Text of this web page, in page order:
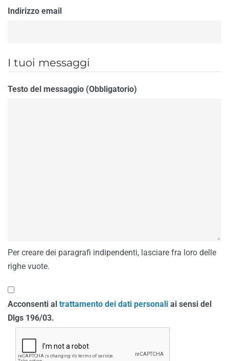
Indirizzo email
I tuoi messaggi
Testo del messaggio (Obbligatorio)
Per creare dei paragrafi indipendenti, lasciare fra loro delle
righe vuote.
Acconsenti al trattamento dei dati personali ai sensi del
Dlgs 196/03.